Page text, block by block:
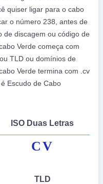
quiser ligar para o cabo
o número 238, antes de
de discagem ou código de
Verde começa com
TLD ou domínios de
Verde termina com .cv
Escudo de Cabo
ISO Duas Letras
CV
TLD